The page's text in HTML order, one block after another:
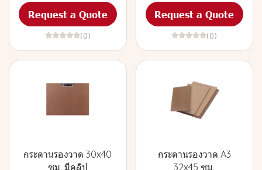
Request a Quote
(0)
Request a Quote
(0)
กระดานรองวาด 30x40
ซม. มีคลิป
กระดานรองวาด A3
32x45 ซม.